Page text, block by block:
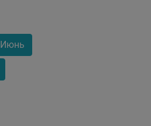
Июнь